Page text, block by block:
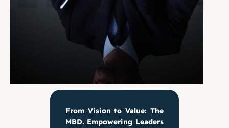
From Vision to Value: The
MBD. Empowering Leaders